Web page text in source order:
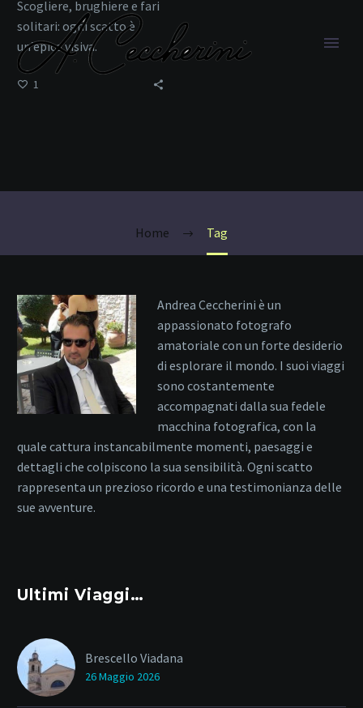
Home Tag
Scogliere, brughiere e fari
solitari: ogni scatto è
un’epica visiva.
1
Andrea Ceccherini è un
appassionato fotografo
amatoriale con un forte desiderio
di esplorare il mondo. I suoi viaggi
sono costantemente
accompagnati dalla sua fedele
macchina fotografica, con la
quale cattura instancabilmente momenti, paesaggi e
dettagli che colpiscono la sua sensibilità. Ogni scatto
rappresenta un prezioso ricordo e una testimonianza delle
sue avventure.
Ultimi Viaggi…
Brescello Viadana
26 Maggio 2026